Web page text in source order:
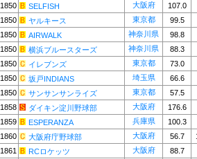
1850
SELFISH 大阪府
107.0
1850
ヤルキース 東京都
99.5
1850
AIRWALK 神奈川県
98.8
1850
横浜ブルースターズ 神奈川県
88.3
1850
イレブンズ 東京都
73.0
1850
坂戸INDIANS 埼玉県
66.6
1850
サンサンサンライズ 東京都
57.5
1858
ダイキン淀川野球部 大阪府
176.6
1859
ESPERANZA 兵庫県
100.3
1860
大阪府庁野球部 大阪府 56.7
1861
RCロケッツ 大阪府
88.7